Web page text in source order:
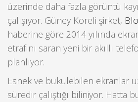
üzerinde daha fazla görüntü
çalışıyor. Güney Koreli şirket,
haberine göre 2014 yılında
etrafını saran yeni bir akıllı
planlıyor.
Esnek ve bükülebilen ekranlar
süredir çalıştığı biliniyor. Hatta